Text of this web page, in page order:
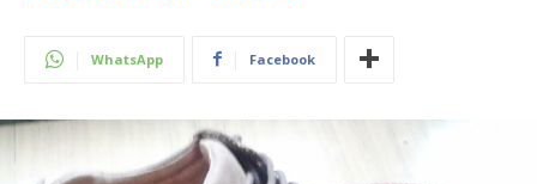
WhatsApp Facebook